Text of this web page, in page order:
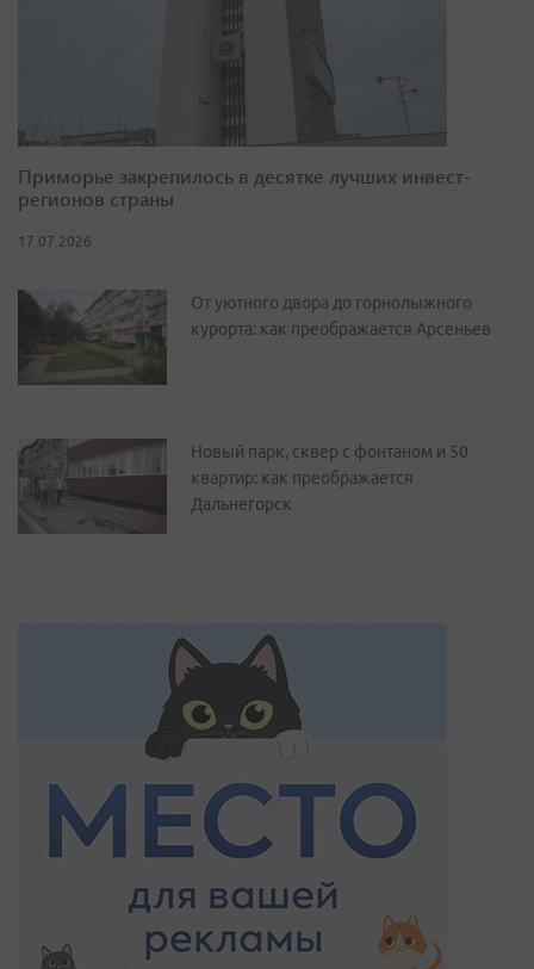
Приморье закрепилось в десятке лучших инвест-
регионов страны
17.07.2026
От уютного двора до горнолыжного
курорта: как преображается Арсеньев
Новый парк, сквер с фонтаном и 50
квартир: как преображается
Дальнегорск